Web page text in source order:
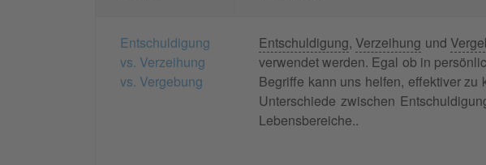
Entschuldigung
vs. Verzeihung
vs. Vergebung
Entschuldigung, Verzeihung und
verwendet werden. Egal ob in
Begriffe kann uns helfen, effektiver
Unterschiede zwischen
Lebensbereiche..